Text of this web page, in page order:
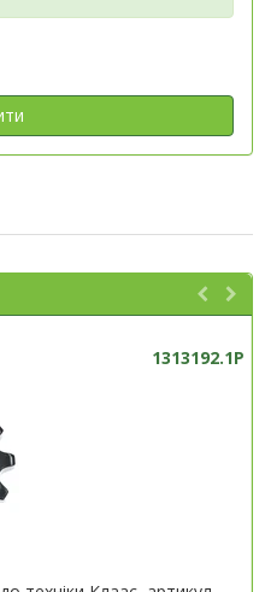
1313192.1P